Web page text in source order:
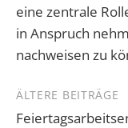
eine zentrale
in Anspruch
nachweisen zu
ÄLTERE BEITRÄGE